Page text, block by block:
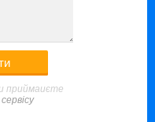
приймаиєте